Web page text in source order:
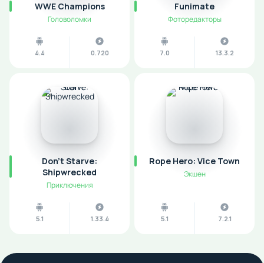
WWE Champions
Головоломки
4.4 0.720
Funimate
Фоторедакторы
7.0 13.3.2
Don't Starve:
Shipwrecked
Приключения
5.1 1.33.4
Rope Hero: Vice Town
Экшен
5.1 7.2.1